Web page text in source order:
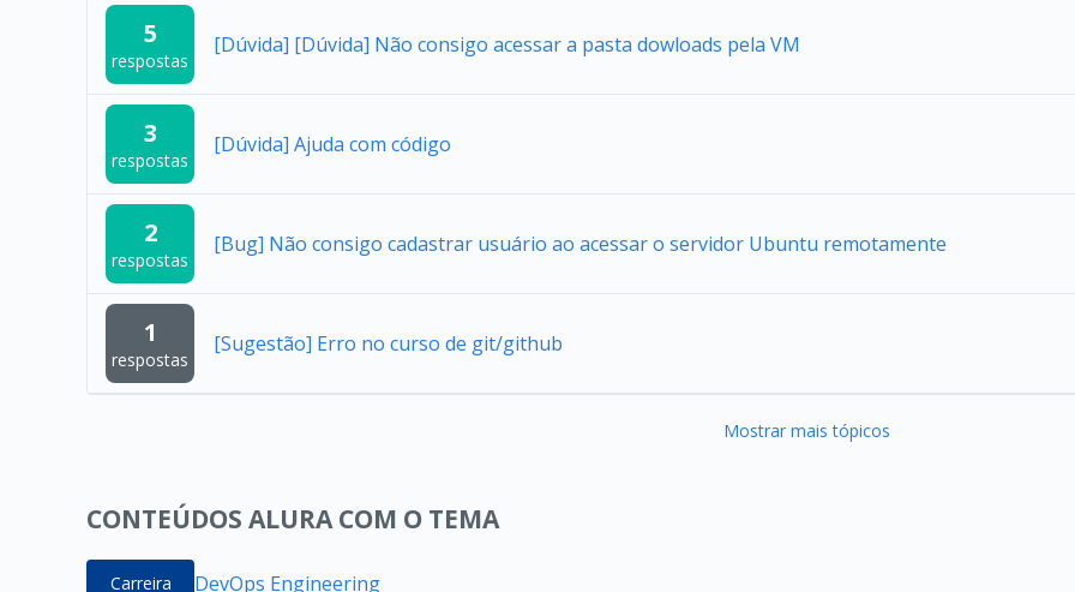
5
respostas
[Dúvida] [Dúvida] Não consigo acessar a pasta dowloads pela VM
3
respostas
[Dúvida] Ajuda com código
2
respostas
[Bug] Não consigo cadastrar usuário ao acessar o servidor Ubuntu remotamente
1
respostas
[Sugestão] Erro no curso de git/github
Mostrar mais tópicos
CONTEÚDOS ALURA COM O TEMA
Carreira DevOps Engineering